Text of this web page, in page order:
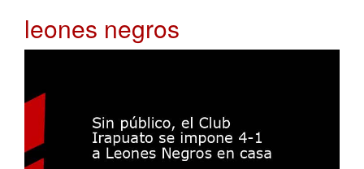
leones negros